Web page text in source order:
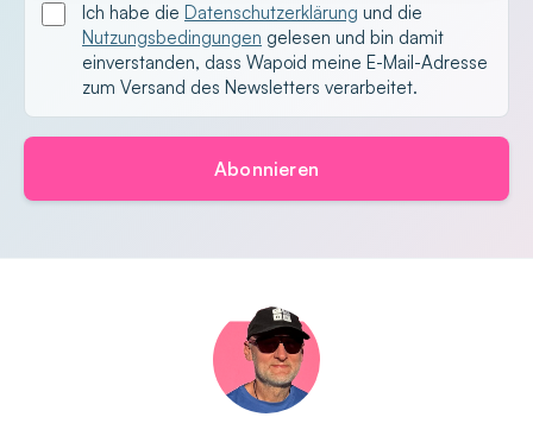
Ich habe die Datenschutzerklärung und die
Nutzungsbedingungen gelesen und bin damit
einverstanden, dass Wapoid meine E-Mail-Adresse
zum Versand des Newsletters verarbeitet.
Abonnieren